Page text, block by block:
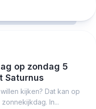
op zondag 5
Saturnus
kijken? Dat kan op
In...